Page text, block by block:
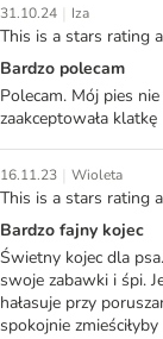
31.10.24 | Iza
This is a stars rating
Bardzo polecam
Polecam. Mój pies
zaakceptowała klatkę
16.11.23 | Wioleta
This is a stars rating
Bardzo fajny kojec
Świetny kojec dla
swoje zabawki i śpi.
hałasuje przy
spokojnie